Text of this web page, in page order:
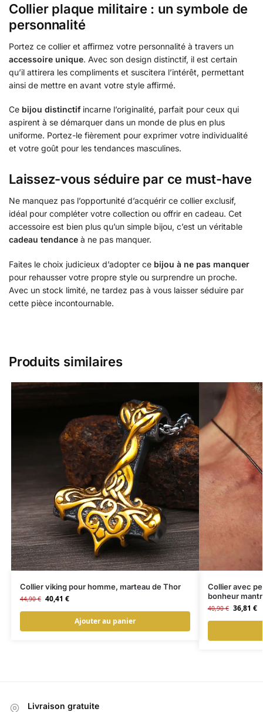
Collier plaque militaire : un symbole de
personnalité
Portez ce collier et affirmez votre personnalité à travers un
accessoire unique. Avec son design distinctif, il est certain
qu’il attirera les compliments et suscitera l’intérêt, permettant
ainsi de mettre en avant votre style affirmé.
Ce bijou distinctifincarne l’originalité, parfait pour ceux qui
aspirent à se démarquer dans un monde de plus en plus
uniforme. Portez-le fièrement pour exprimer votre individualité
et votre goût pour les tendances masculines.
Laissez-vous séduire par ce must-have
Ne manquez pas l’opportunité d’acquérir ce collier exclusif,
idéal pour compléter votre collection ou offrir en cadeau. Cet
accessoire est bien plus qu’un simple bijou, c’est un véritable
cadeau tendance à ne pas manquer.
Faites le choix judicieux d’adopter ce bijou à ne pas manquer
pour rehausser votre propre style ou surprendre un proche.
Avec un stock limité, ne tardez pas à vous laisser séduire par
cette pièce incontournable.
Produits similaires
Collier viking pour homme, marteau de Thor
44,90€ 40,41 €
Ajouter au panier
Collier avec
bonheur
40,90€ 36,81 €
Livraison gratuite